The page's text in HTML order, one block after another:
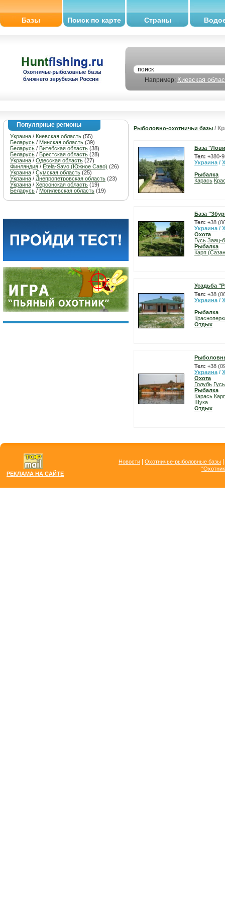
Базы Поиск по карте Страны
Например: Киевская
Популярные регионы
Украина / Киевская область (55)
Беларусь / Минская область (39)
Беларусь / Витебская область (38)
Беларусь / Брестская область (28)
Украина / Одесская область (27)
Финляндия / Etela-Savo (Южное Саво) (26)
Украина / Сумская область (25)
Украина / Днепропетровская область (23)
Украина / Херсонская область (19)
Беларусь / Могилевская область (19)
Рыболовно-охотничьи базы /
База
Тел: +380-
Украина /
Рыбалка
Карась
База
Тел: +38
Украина /
Охота
Гусь Заяц-
Рыбалка
Карп
Усадьба
Тел: +38
Украина /
Рыбалка
Отдых
Тел: +38
Украина /
Охота
Голубь Гусь
Рыбалка
Карась
Щука
Отдых
РЕКЛАМА НА САЙТЕ
Новости Охотничье-рыболовные базы